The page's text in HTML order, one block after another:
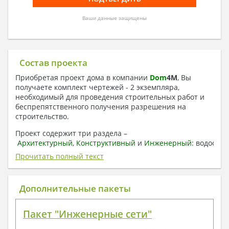
Ваши данные защищены
Состав проекта
Приобретая проект дома в компании Dom4M, Вы
получаете комплект чертежей - 2 экземпляра,
необходимый для проведения строительных работ и
беспрепятственного получения разрешения на
строительство.
Проект содержит три раздела –
Архитектурный, Конструктивный и Инженерный:
отопление, вентиляция, канализация,
электроснабжение (приобретается за дополнительную
плату) + Пояснительная записка.
1. Архитектурный раздел:
План координационных осей
Прочитать полный текст
Дополнительные пакеты
Пакет "Инженерные сети"